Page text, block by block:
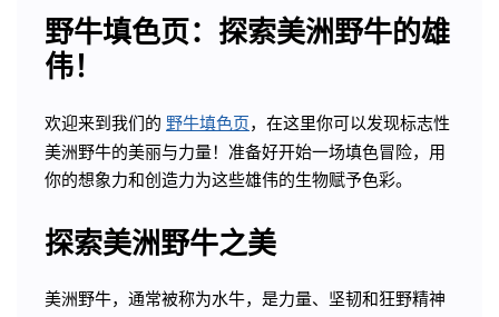
野牛填色页：探索美洲野牛的雄
伟！
欢迎来到我们的 野牛填色页，在这里你可以发现标志性
美洲野牛的美丽与力量！准备好开始一场填色冒险，用
你的想象力和创造力为这些雄伟的生物赋予色彩。
探索美洲野牛之美
美洲野牛，通常被称为水牛，是力量、坚韧和狂野精神